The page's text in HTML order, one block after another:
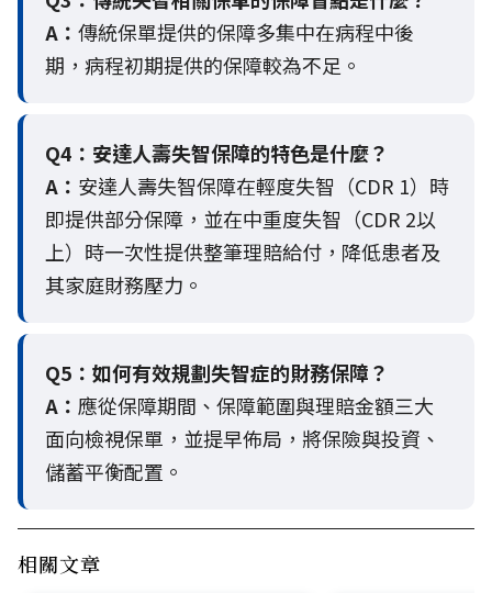
A： 傳統保單提供的保障多集中在病程中後
期，病程初期提供的保障較為不足。
Q4： 安達人壽失智保障的特色是什麼？
A： 安達人壽失智保障在輕度失智（CDR 1）時
即提供部分保障，並在中重度失智（CDR 2以
上）時一次性提供整筆理賠給付，降低患者及
其家庭財務壓力。
Q5： 如何有效規劃失智症的財務保障？
A： 應從保障期間、保障範圍與理賠金額三大
面向檢視保單，並提早佈局，將保險與投資、
儲蓄平衡配置。
相關文章